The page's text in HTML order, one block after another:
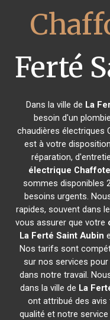
Ferté
Dans la ville de La
besoin d'un
chaudières électriques
est à votre
réparation,
électrique
sommes disponibles
besoins urgents.
rapides, souvent dans
vous assurer que votre
La Ferté Saint Aubin
Nos tarifs sont
sur nos services
dans notre travail.
dans la ville de La
ont attribué des
qualité et notre